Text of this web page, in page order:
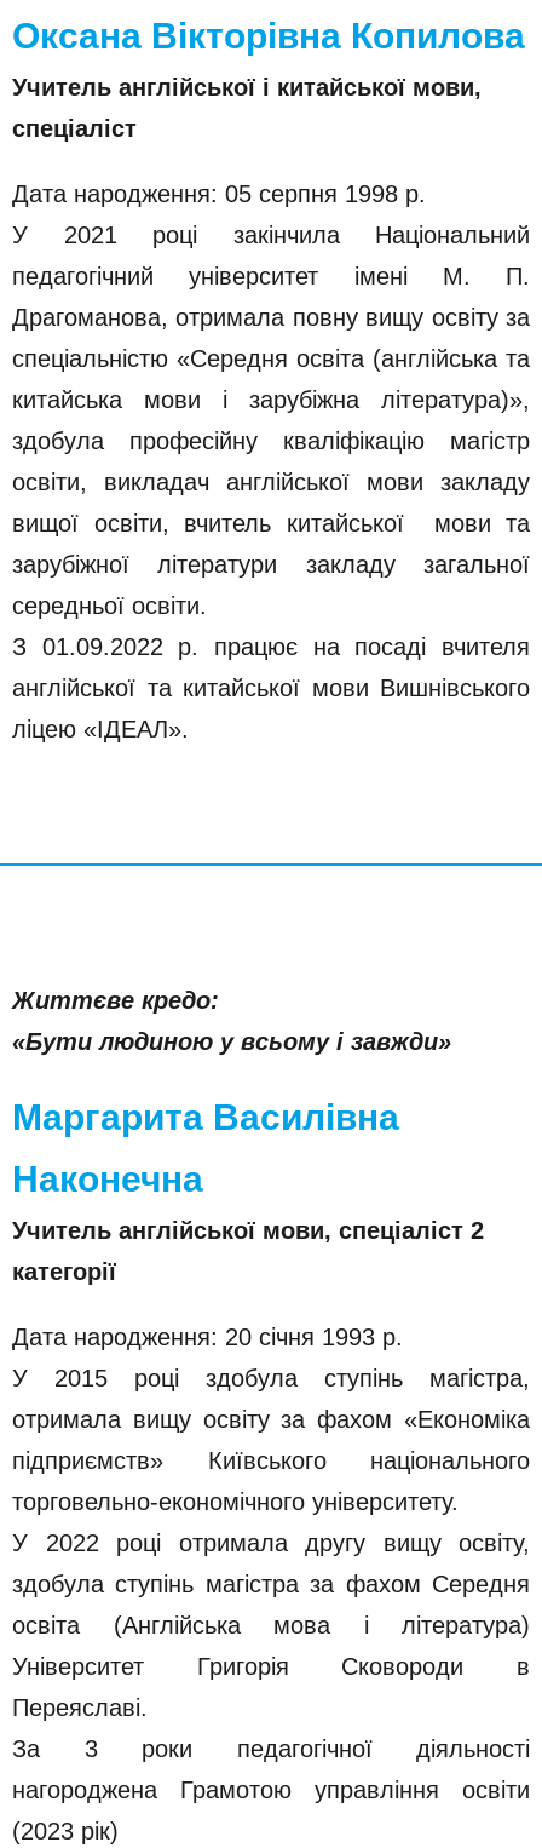
Оксана Вікторівна Копилова
Учитель англійської і китайської мови,
спеціаліст
Дата народження: 05 серпня 1998 р.
У 2021 році закінчила Національний
педагогічний університет імені М. П.
Драгоманова, отримала повну вищу освіту за
спеціальністю «Середня освіта (англійська та
китайська мови і зарубіжна література)»,
здобула професійну кваліфікацію магістр
освіти, викладач англійської мови закладу
вищої освіти, вчитель китайської мови та
зарубіжної літератури закладу загальної
середньої освіти.
З 01.09.2022 р. працює на посаді вчителя
англійської та китайської мови Вишнівського
ліцею «ІДЕАЛ».
Життєве кредо:
«Бути людиною у всьому і завжди»
Маргарита Василівна
Наконечна
Учитель англійської мови, спеціаліст 2
категорії
Дата народження: 20 січня 1993 р.
У 2015 році здобула ступінь магістра,
отримала вищу освіту за фахом «Економіка
підприємств» Київського національного
торговельно-економічного університету.
У 2022 році отримала другу вищу освіту,
здобула ступінь магістра за фахом Середня
освіта (Англійська мова і література)
Університет Григорія Сковороди в
Переяславі.
За 3 роки педагогічної діяльності
нагороджена Грамотою управління освіти
(2023 рік)